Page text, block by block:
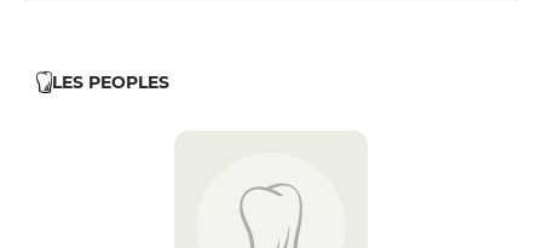
LES PEOPLES